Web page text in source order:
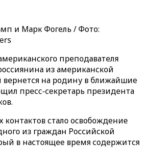
и Марк Фогель / Фото:
преподавателя
из американской
на родину в ближайшие
пресс-секретарь президента
контактов стало освобождение
из граждан Российской
в настоящее время содержится